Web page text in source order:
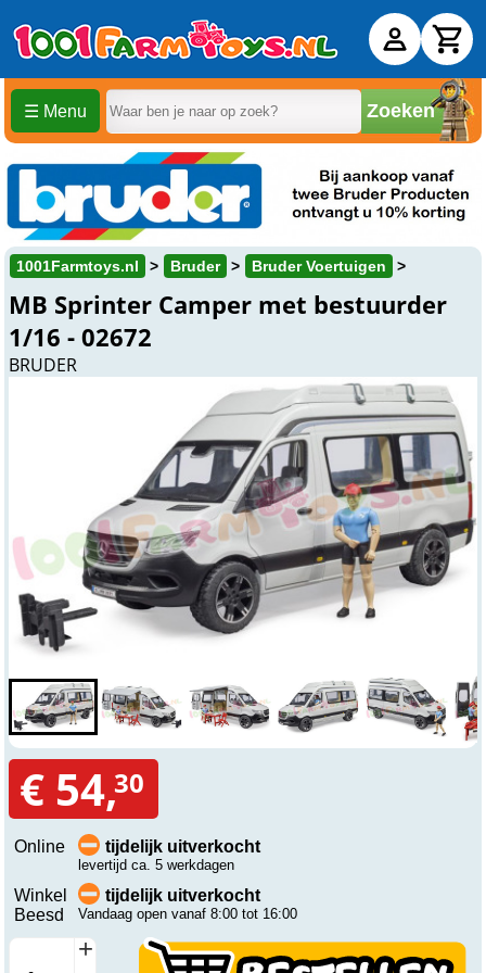
☰ Menu Zoeken
1001Farmtoys.nl Bruder Bruder Voertuigen
MB Sprinter Camper met bestuurder
1/16 - 02672
BRUDER
€ 54,30
Online tijdelijk uitverkocht
levertijd ca. 5 werkdagen
Winkel
Beesd
tijdelijk uitverkocht
Vandaag open vanaf 8:00 tot 16:00
+